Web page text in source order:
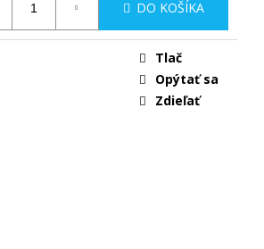
DO KOŠÍKA
Tlač
Opýtať sa
Zdieľať